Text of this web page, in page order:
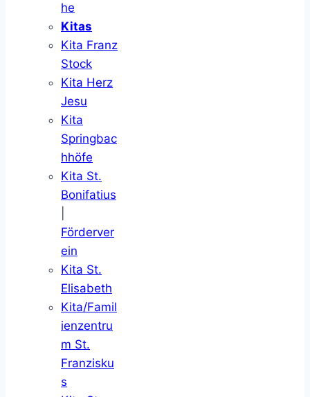
he
Kitas
Kita Franz
Stock
Kita Herz
Jesu
Kita
Springbac
hhöfe
Kita St.
Bonifatius
Förderver
ein
Kita St.
Elisabeth
Kita/Famil
ienzentru
m St.
Franzisku
s